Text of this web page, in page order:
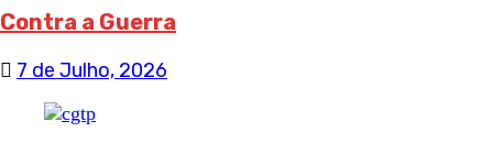
Contra a Guerra
7 de Julho, 2026